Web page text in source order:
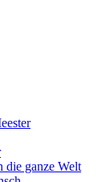
die ganze Welt